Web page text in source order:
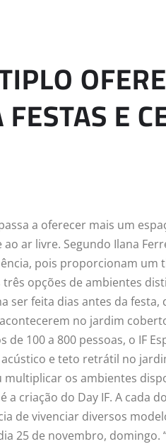
E
a oferecer mais um
ar livre. Segundo Ilana
pois proporcionam um
opções de ambientes
ser feita dias antes da
no jardim
de 100 a 800 pessoas, o IF
e teto retrátil no
os ambientes
criação do Day IF. A cada
de vivenciar diversos
25 de novembro,